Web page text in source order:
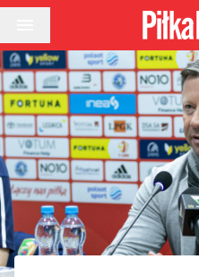
Przejdź do treści